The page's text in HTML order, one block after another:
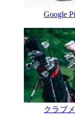
Google
クラブ